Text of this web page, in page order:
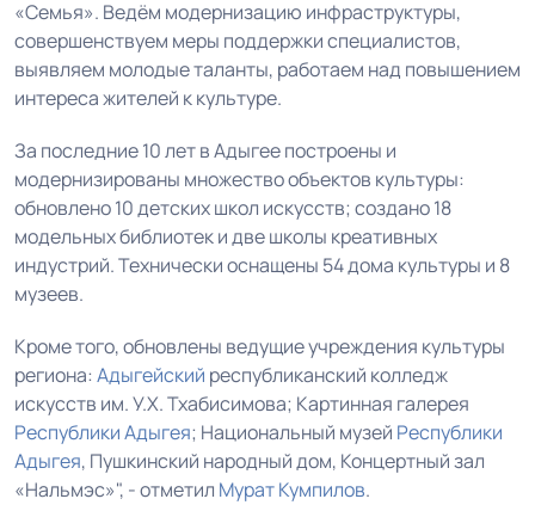
«Семья». Ведём модернизацию инфраструктуры,
совершенствуем меры поддержки специалистов,
выявляем молодые таланты, работаем над повышением
интереса жителей к культуре.
За последние 10 лет в Адыгее построены и
модернизированы множество объектов культуры:
обновлено 10 детских школ искусств; создано 18
модельных библиотек и две школы креативных
индустрий. Технически оснащены 54 дома культуры и 8
музеев.
Кроме того, обновлены ведущие учреждения культуры
региона: Адыгейский республиканский колледж
искусств им. У.Х. Тхабисимова; Картинная галерея
Республики Адыгея; Национальный музей Республики
Адыгея, Пушкинский народный дом, Концертный зал
«Нальмэс»", - отметил Мурат Кумпилов.